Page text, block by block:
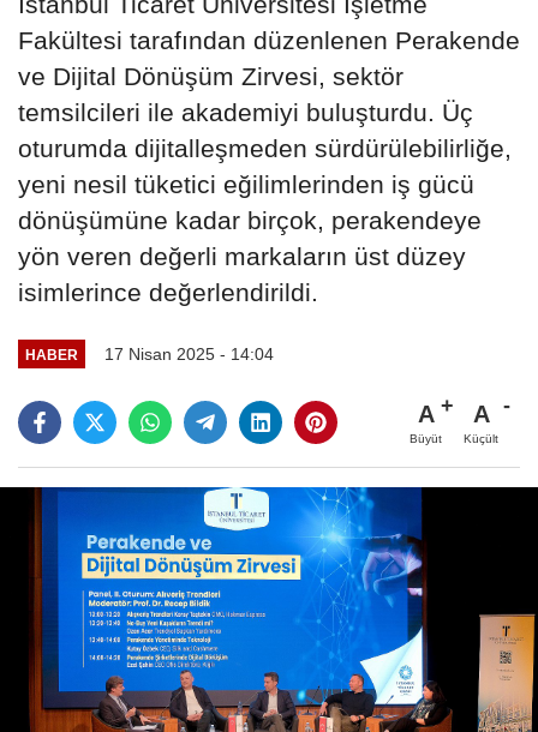
Fakültesi tarafından düzenlenen Perakende
ve Dijital Dönüşüm Zirvesi, sektör
temsilcileri ile akademiyi buluşturdu. Üç
oturumda dijitalleşmeden sürdürülebilirliğe,
yeni nesil tüketici eğilimlerinden iş gücü
dönüşümüne kadar birçok, perakendeye
yön veren değerli markaların üst düzey
isimlerince değerlendirildi.
HABER 17 Nisan 2025 - 14:04
A
Büyüt
A
Küçült